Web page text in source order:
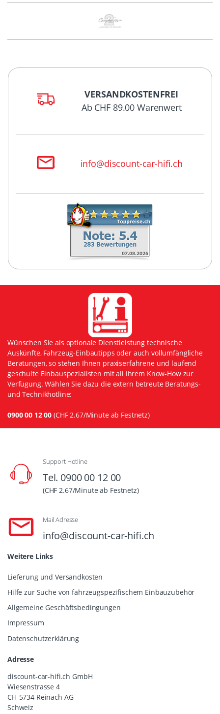
VERSANDKOSTENFREI
Ab CHF 89.00 Warenwert
info@discount-car-hifi.ch
Wünschen Sie als optionale Dienstleistung technische
Auskünfte, Fahrzeug-Einbautipps oder auch vollumfängliche
Beratungen, so stehen Ihnen praxiserfahrene und laufend
geschulte Einbauspezialisten mit all ihrem Know-How zur
Verfügung. Wählen Sie dazu die extern betreute Beratungs-
und Technikhotline:
0900 00 12 00 (CHF 2.67/Minute ab Festnetz)
Support Hotline
Tel. 0900 00 12 00
(CHF 2.67/Minute ab Festnetz)
Mail Adresse
info@discount-car-hifi.ch
Weitere Links
Lieferung und Versandkosten
Hilfe zur Suche von fahrzeugspezifischem Einbauzubehör
Allgemeine Geschäftsbedingungen
Impressum
Datenschutzerklärung
Adresse
discount-car-hifi.ch GmbH
Wiesenstrasse 4
CH-5734 Reinach AG
Schweiz